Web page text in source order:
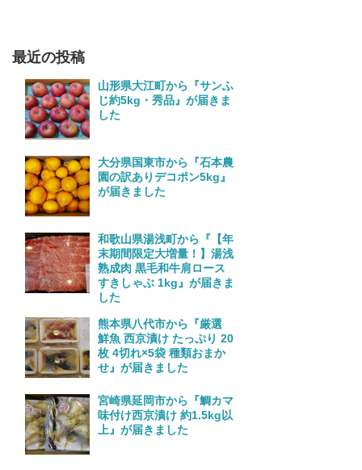
最近の投稿
山形県大江町から『サンふ
じ約5kg・秀品』が届きま
した
大分県国東市から『石本農
園の訳ありデコポン5kg』
が届きました
和歌山県湯浅町から『【年
末期間限定大増量！】湯浅
熟成肉 黒毛和牛肩ロース
すきしゃぶ 1kg』が届きま
した
熊本県八代市から『厳選
鮮魚 西京漬け たっぷり 20
枚 4切れ×5袋 種類おまか
せ』が届きました
宮崎県延岡市から『鯛カマ
味付け西京漬け 約1.5kg以
上』が届きました